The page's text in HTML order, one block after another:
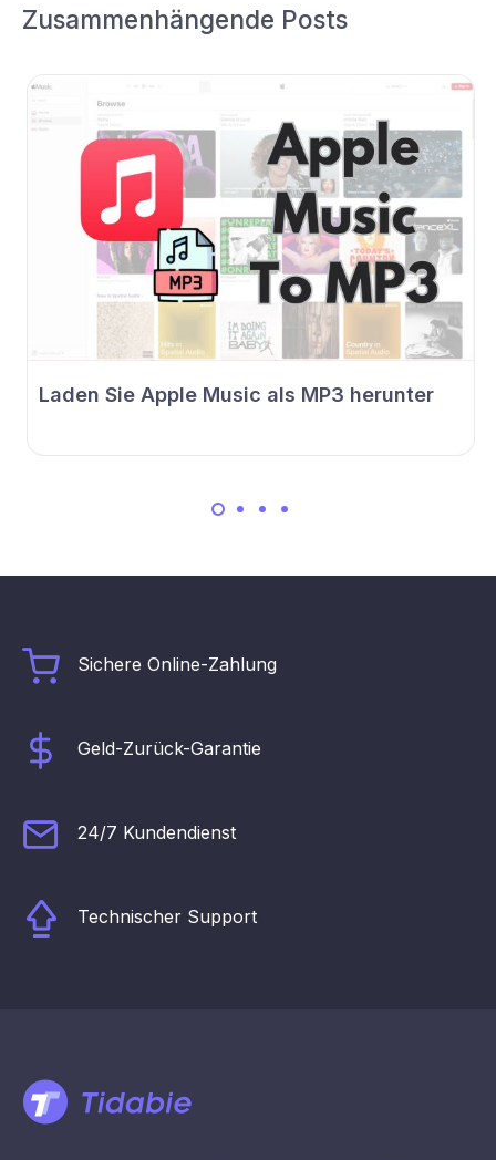
Zusammenhängende Posts
Laden Sie Apple Music als MP3 herunter
Sichere Online-Zahlung
Geld-Zurück-Garantie
24/7 Kundendienst
Technischer Support